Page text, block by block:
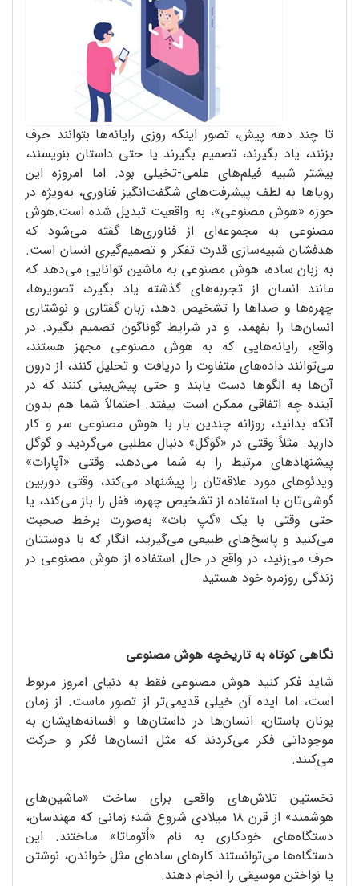
تا چند دهه پیش، تصور اینکه روزی رایانه‌ها بتوانند حرف
بزنند، یاد بگیرند، تصمیم بگیرند یا حتی داستان بنویسند،
بیشتر شبیه فیلم‌های علمی-تخیلی بود. اما امروزه این‌
رویاها به لطف پیشرفت‌های شگفت‌انگیز فناوری، به‌ویژه در
حوزه «هوش مصنوعی»، به واقعیت تبدیل شده است.هوش
مصنوعی به مجموعه‌ای از فناوری‌ها گفته می‌شود که
هدفشان شبیه‌سازی قدرت تفکر و تصمیم‌گیری انسان است.
به زبان ساده، هوش مصنوعی به ماشین‌ توانایی می‌دهد که
مانند انسان‌ از تجربه‌های گذشته یاد بگیرد، تصویرها،
چهره‌ها و صداها را تشخیص دهد، زبان گفتاری و نوشتاری
انسان‌ها را بفهمد، و در شرایط گوناگون تصمیم بگیرد. در
واقع، رایانه‌هایی که به هوش مصنوعی مجهز هستند،
می‌توانند داده‌های متفاوت را دریافت و تحلیل کنند، از درون
آن‌ها به الگوها دست یابند و حتی پیش‌بینی کنند که در
آینده چه اتفاقی ممکن است بیفتد. احتمالاً شما هم بدون
آنکه بدانید، روزانه چندین بار با هوش مصنوعی سر و کار
دارید. مثلاً وقتی در «گوگل» دنبال مطلبی می‌گردید و گوگل
پیشنهادهای مرتبط را به شما می‌دهد، وقتی «آپارات»
ویدئوهای مورد علاقه‌تان را پیشنهاد می‌کند، وقتی دوربین
گوشی‌تان با استفاده از تشخیص چهره، قفل را باز می‌کند، یا
حتی وقتی با یک «گپ بات» به‌صورت برخط صحبت
می‌کنید و پاسخ‌های طبیعی می‌گیرید، انگار که با دوستتان
حرف می‌زنید، در واقع در حال استفاده از هوش مصنوعی در
زندگی روزمره خود هستید.
نگاهی کوتاه به تاریخچه هوش مصنوعی
شاید فکر کنید هوش مصنوعی فقط به دنیای امروز مربوط
است، اما ایده آن خیلی قدیمی‌تر از تصور ماست. از زمان
یونان باستان، انسان‌ها در داستان‌ها و افسانه‌هایشان به
موجوداتی فکر می‌کردند که مثل انسان‌ها فکر و حرکت
می‌کنند.
نخستین تلاش‌های واقعی برای ساخت «ماشین‌های
هوشمند» از قرن ۱۸ میلادی شروع شد؛ زمانی که مهندسان،
دستگاه‌های خودکاری به نام «اُتوماتا» ساختند. این
دستگاه‌ها می‌توانستند کارهای ساده‌ای مثل خواندن، نوشتن
یا نواختن موسیقی را انجام دهند.